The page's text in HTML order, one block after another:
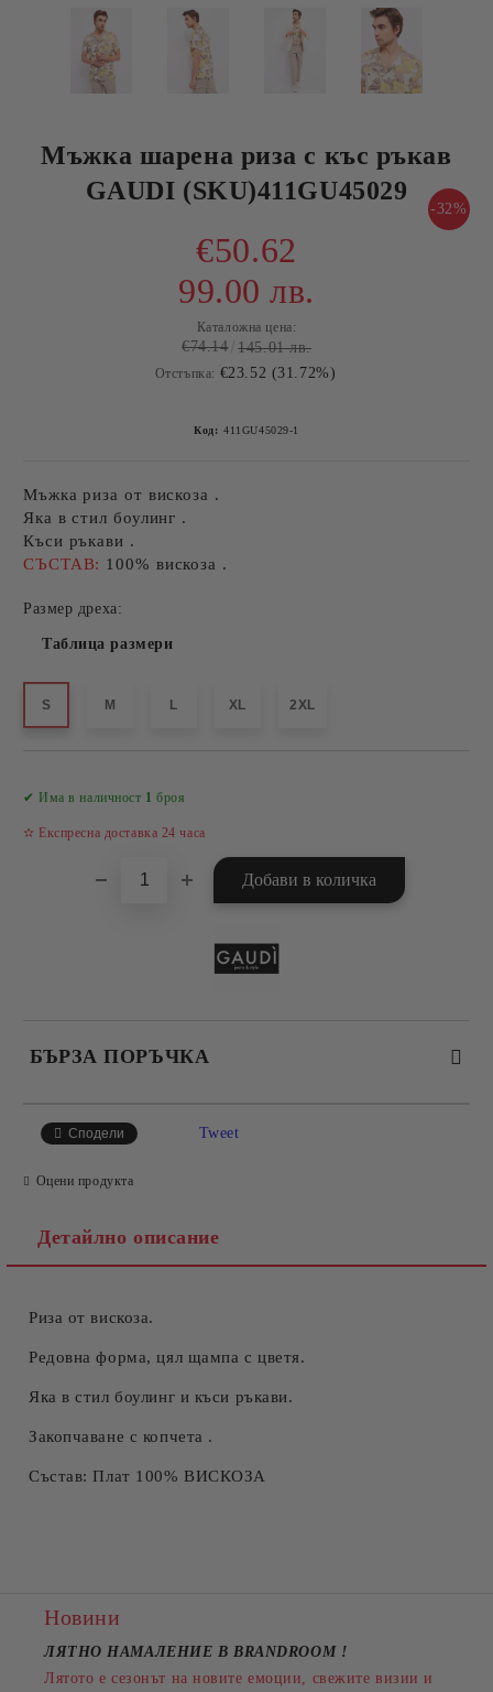
Мъжка шарена риза с къс ръкав
GAUDI (SKU)411GU45029
-32%
€50.62
99.00 лв.
Каталожна цена:
€74.14 145.01 лв.
Отстъпка: €23.52 (31.72%)
Код: 411GU45029-1
Мъжка риза от вискоза .
Яка в стил боулинг .
Къси ръкави .
СЪСТАВ: 100% вискоза .
Размер дреха:
Таблица размери
S M L XL 2XL
✔ Има в наличност 1 броя
✫ Експресна доставка 24 часа
БЪРЗА ПОРЪЧКА
Съгласен съм с
Ние ще се свържем с вас в рамките на работния ден.
Сподели Tweet
Оцени продукта
Детайлно описание
Риза от вискоза.
Редовна форма, цял щампа с цветя.
Яка в стил боулинг и къси ръкави.
Закопчаване с копчета .
Състав: Плат 100% ВИСКОЗА
Новини
ЛЯТНО НАМАЛЕНИЕ В BRANDROOM !
Лятото е сезонът на новите емоции, свежите визии и